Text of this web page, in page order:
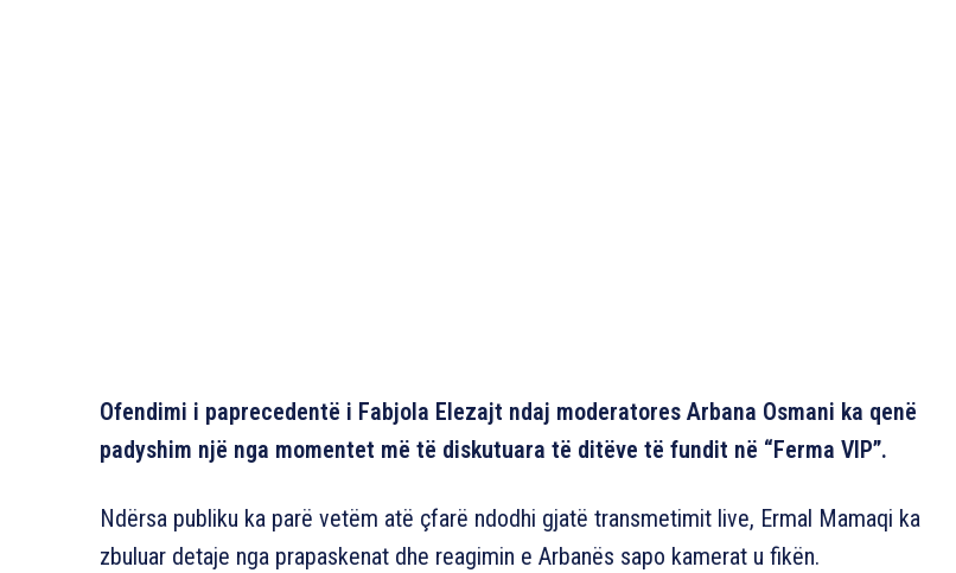
Ofendimi i paprecedentë i Fabjola Elezajt ndaj moderatores Arbana Osmani ka qenë
padyshim një nga momentet më të diskutuara të ditëve të fundit në “Ferma VIP”.
Ndërsa publiku ka parë vetëm atë çfarë ndodhi gjatë transmetimit live, Ermal Mamaqi ka
zbuluar detaje nga prapaskenat dhe reagimin e Arbanës sapo kamerat u fikën.